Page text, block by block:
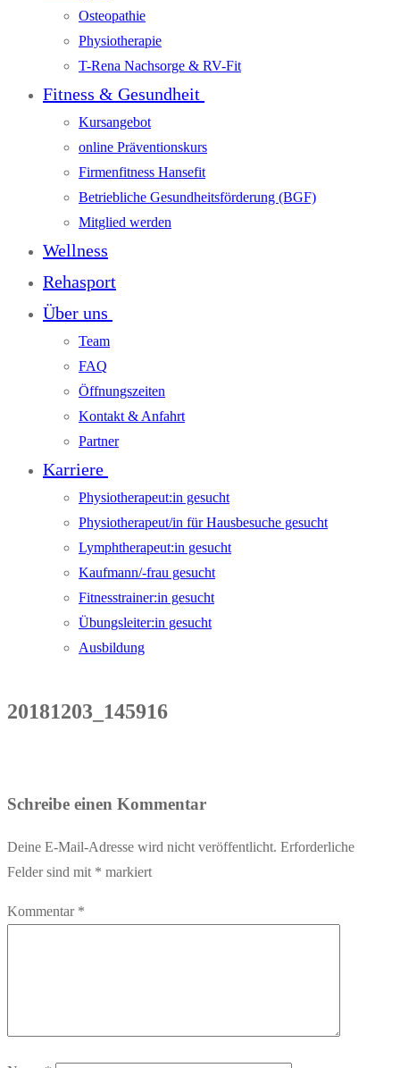
Osteopathie
Physiotherapie
T-Rena Nachsorge & RV-Fit
Fitness & Gesundheit
Kursangebot
online Präventionskurs
Firmenfitness Hansefit
Betriebliche Gesundheitsförderung (BGF)
Mitglied werden
Wellness
Rehasport
Über uns
Team
FAQ
Öffnungszeiten
Kontakt & Anfahrt
Partner
Karriere
Physiotherapeut:in gesucht
Physiotherapeut/in für Hausbesuche gesucht
Lymphtherapeut:in gesucht
Kaufmann/-frau gesucht
Fitnesstrainer:in gesucht
Übungsleiter:in gesucht
Ausbildung
20181203_145916
Schreibe einen Kommentar
Deine E-Mail-Adresse wird nicht veröffentlicht. Erforderliche
Felder sind mit * markiert
Kommentar *